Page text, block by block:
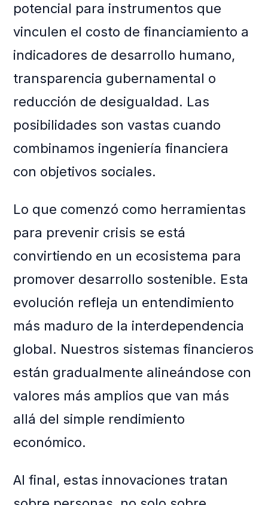
potencial para instrumentos que
vinculen el costo de financiamiento a
indicadores de desarrollo humano,
transparencia gubernamental o
reducción de desigualdad. Las
posibilidades son vastas cuando
combinamos ingeniería financiera
con objetivos sociales.
Lo que comenzó como herramientas
para prevenir crisis se está
convirtiendo en un ecosistema para
promover desarrollo sostenible. Esta
evolución refleja un entendimiento
más maduro de la interdependencia
global. Nuestros sistemas financieros
están gradualmente alineándose con
valores más amplios que van más
allá del simple rendimiento
económico.
Al final, estas innovaciones tratan